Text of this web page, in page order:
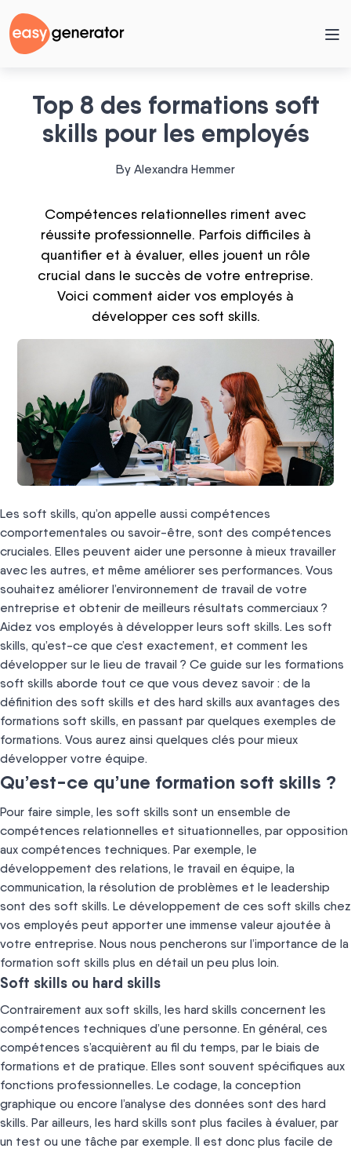
Top 8 des formations soft
skills pour les employés
By Alexandra Hemmer
Compétences relationnelles riment avec
réussite professionnelle. Parfois difficiles à
quantifier et à évaluer, elles jouent un rôle
crucial dans le succès de votre entreprise.
Voici comment aider vos employés à
développer ces soft skills.
Les soft skills, qu’on appelle aussi compétences
comportementales ou savoir-être, sont des compétences
cruciales. Elles peuvent aider une personne à mieux travailler
avec les autres, et même améliorer ses performances. Vous
souhaitez améliorer l’environnement de travail de votre
entreprise et obtenir de meilleurs résultats commerciaux ?
Aidez vos employés à développer leurs soft skills. Les soft
skills, qu’est-ce que c’est exactement, et comment les
développer sur le lieu de travail ? Ce guide sur les formations
soft skills aborde tout ce que vous devez savoir : de la
définition des soft skills et des hard skills aux avantages des
formations soft skills, en passant par quelques exemples de
formations. Vous aurez ainsi quelques clés pour mieux
développer votre équipe.
Qu’est-ce qu’une formation soft skills ?
Pour faire simple, les soft skills sont un ensemble de
compétences relationnelles et situationnelles, par opposition
aux compétences techniques. Par exemple, le
développement des relations, le travail en équipe, la
communication, la résolution de problèmes et le leadership
sont des soft skills. Le développement de ces soft skills chez
vos employés peut apporter une immense valeur ajoutée à
votre entreprise. Nous nous pencherons sur l’importance de la
formation soft skills plus en détail un peu plus loin.
Soft skills ou hard skills
Contrairement aux soft skills, les hard skills concernent les
compétences techniques d’une personne. En général, ces
compétences s’acquièrent au fil du temps, par le biais de
formations et de pratique. Elles sont souvent spécifiques aux
fonctions professionnelles. Le codage, la conception
graphique ou encore l’analyse des données sont des hard
skills. Par ailleurs, les hard skills sont plus faciles à évaluer, par
un test ou une tâche par exemple. Il est donc plus facile de